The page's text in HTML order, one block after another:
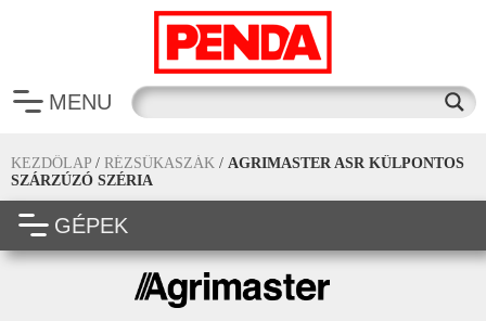
MENU
KEZDŐLAP / RÉZSŰKASZÁK / AGRIMASTER ASR KÜLPONTOS
SZÁRZÚZÓ SZÉRIA
GÉPEK